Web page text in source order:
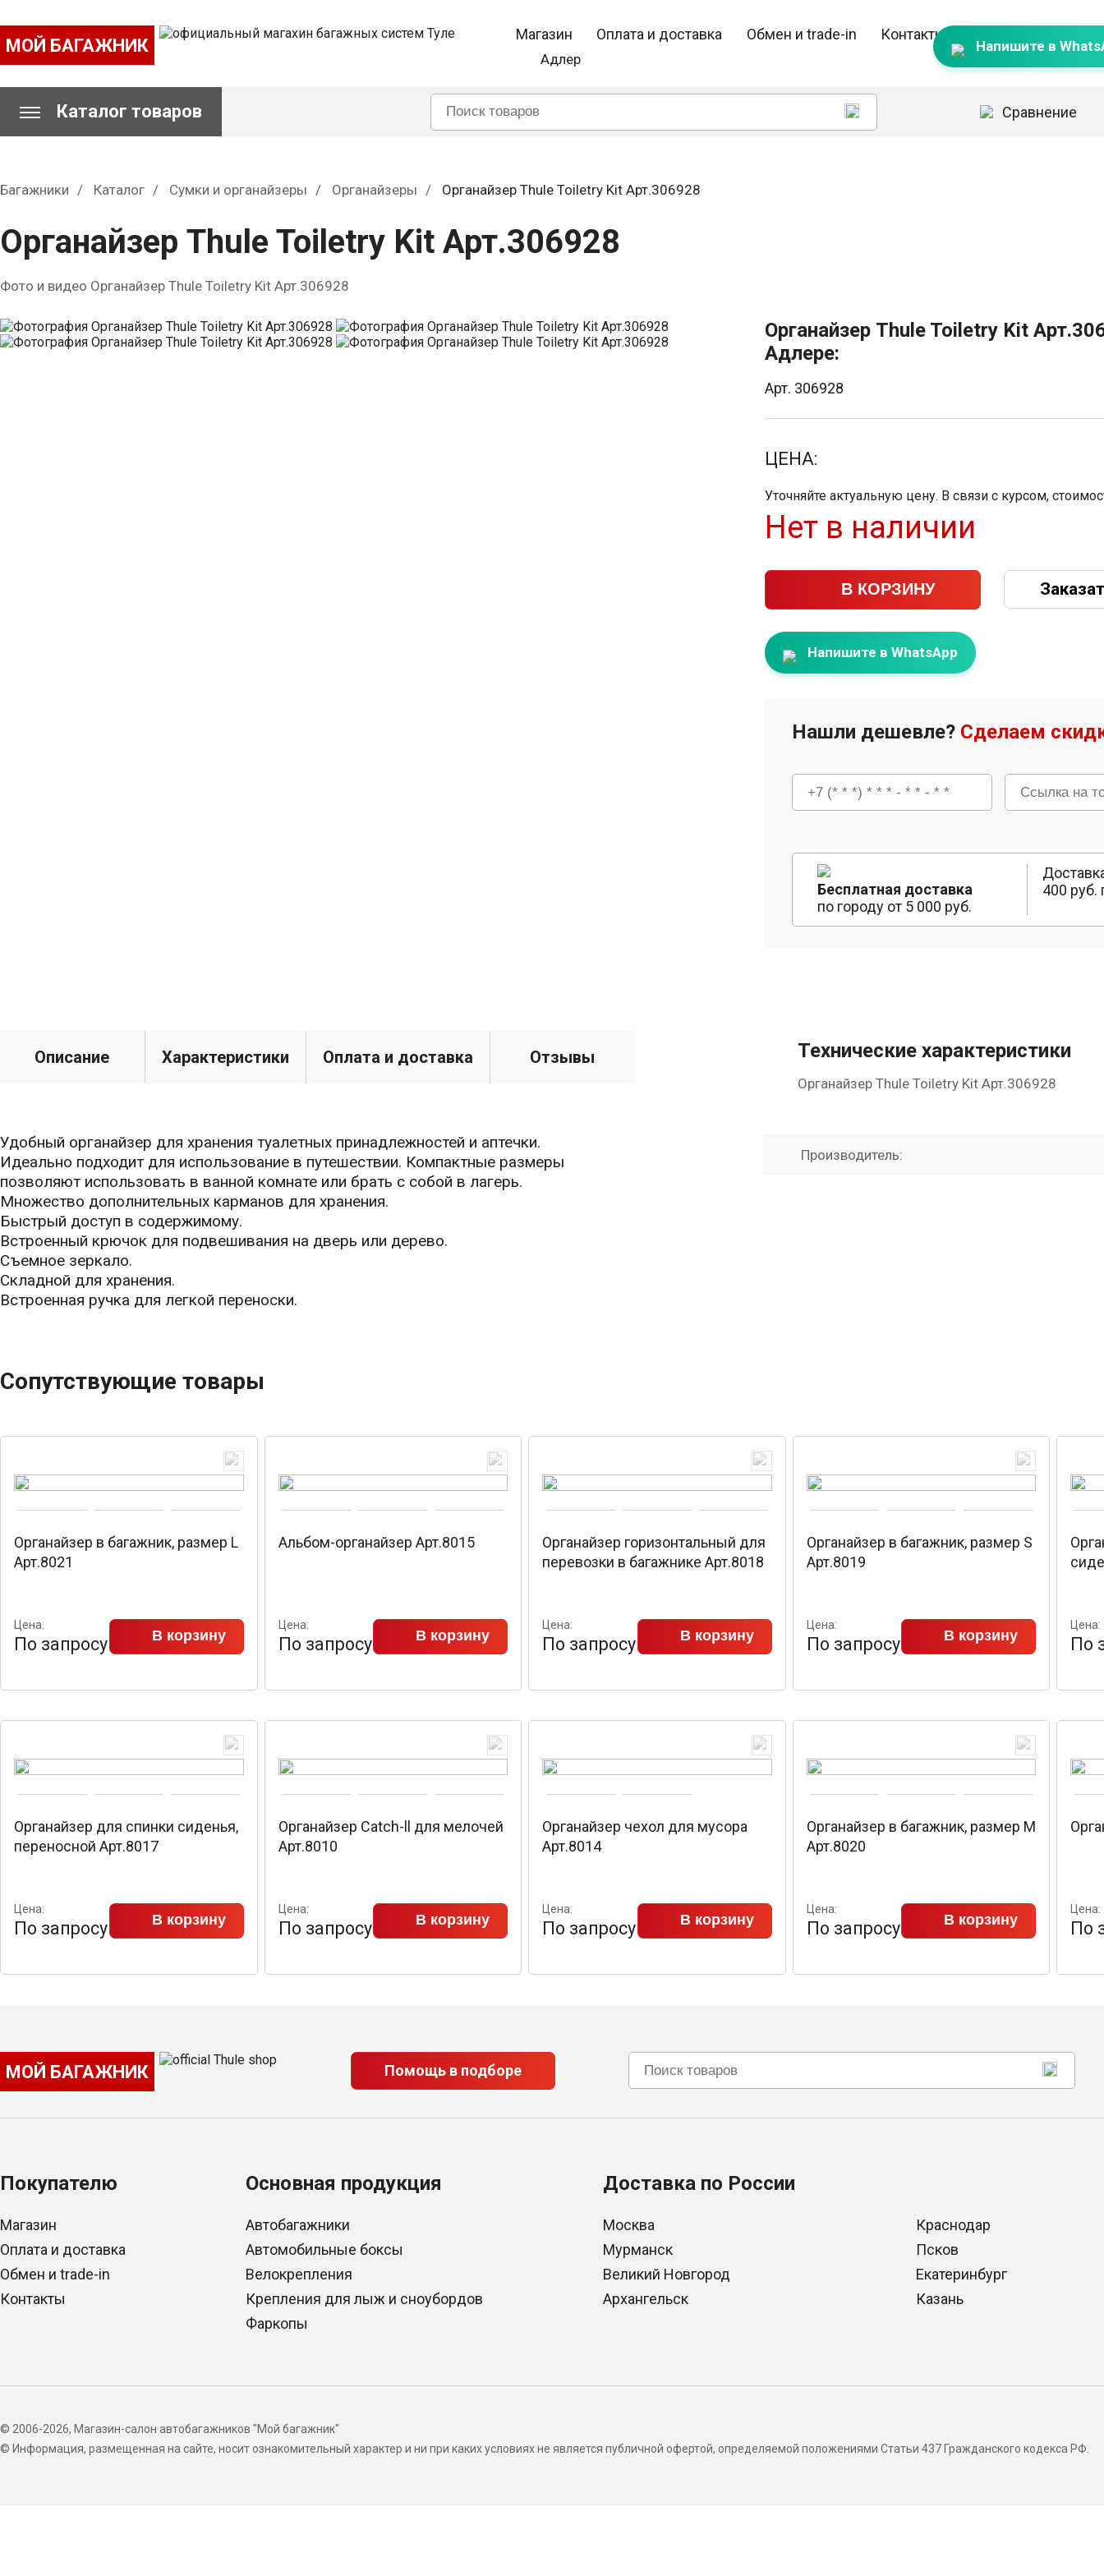
МОЙ БАГАЖНИК
Магазин Оплата и доставка Обмен и trade-in Контакты
Адлер
Напишите в
Каталог товаров Сравнение
Багажники Каталог Сумки и органайзеры Органайзеры Органайзер Thule Toiletry Kit Арт.306928
Органайзер Thule Toiletry Kit Арт.306928
Фото и видео Органайзер Thule Toiletry Kit Арт.306928
Органайзер Thule Toiletry Kit
Адлере:
Арт. 306928
ЦЕНА:
Уточняйте актуальную цену. В связи с курсом,
Нет в наличии
В КОРЗИНУ
Напишите в WhatsApp
Нашли дешевле? Сделаем
Бесплатная доставка
по городу от 5 000 руб.
400 руб.
Описание Характеристики Оплата и доставка Отзывы
Удобный органайзер для хранения туалетных принадлежностей и аптечки.
Идеально подходит для использование в путешествии. Компактные размеры
позволяют использовать в ванной комнате или брать с собой в лагерь.
Множество дополнительных карманов для хранения.
Быстрый доступ в содержимому.
Встроенный крючок для подвешивания на дверь или дерево.
Съемное зеркало.
Складной для хранения.
Встроенная ручка для легкой переноски.
Технические характеристики
Органайзер Thule Toiletry Kit Арт.306928
Производитель:
Сопутствующие товары
Органайзер в багажник, размер L
Арт.8021
Цена:
По запросу В корзину
Альбом-органайзер Арт.8015
Цена:
По запросу В корзину
Органайзер горизонтальный для
перевозки в багажнике Арт.8018
Цена:
По запросу В корзину
Органайзер в багажник, размер S
Арт.8019
Цена:
По запросу В корзину
Цена:
По
Органайзер для спинки сиденья,
переносной Арт.8017
Цена:
По запросу В корзину
Органайзер Catch-ll для мелочей
Арт.8010
Цена:
По запросу В корзину
Органайзер чехол для мусора
Арт.8014
Цена:
По запросу В корзину
Органайзер в багажник, размер M
Арт.8020
Цена:
По запросу В корзину
Цена:
По
МОЙ БАГАЖНИК Помощь в подборе
Покупателю
Магазин
Оплата и доставка
Обмен и trade-in
Контакты
Основная продукция
Автобагажники
Автомобильные боксы
Велокрепления
Крепления для лыж и сноубордов
Фаркопы
Доставка по России
Москва
Мурманск
Великий Новгород
Архангельск
Краснодар
Псков
Екатеринбург
Казань
© 2006-2026, Магазин-салон автобагажников "Мой багажник"
© Информация, размещенная на сайте, носит ознакомительный характер и ни при каких условиях не является публичной офертой, определяемой положениями Статьи 437 Гражданского кодекса РФ.